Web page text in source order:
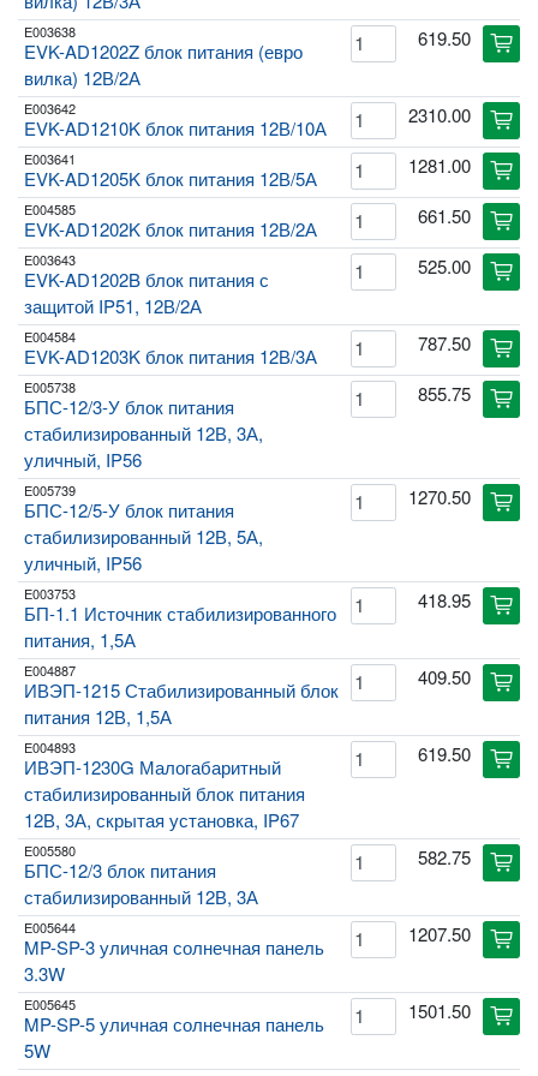
E003638
EVK-AD1202Z блок питания (евро
вилка) 12В/2А
619.50 cart
E003642
EVK-AD1210K блок питания 12В/10А
2310.00 cart
E003641
EVK-AD1205K блок питания 12В/5А
1281.00 cart
E004585
EVK-AD1202K блок питания 12В/2А
661.50 cart
E003643
EVK-AD1202B блок питания с
защитой IP51, 12В/2А
525.00 cart
E004584
EVK-AD1203K блок питания 12В/3А
787.50 cart
E005738
БПС-12/3-У блок питания
стабилизированный 12В, 3А,
уличный, IP56
855.75 cart
E005739
БПС-12/5-У блок питания
стабилизированный 12В, 5А,
уличный, IP56
1270.50 cart
E003753
БП-1.1 Источник стабилизированного
питания, 1,5А
418.95 cart
E004887
ИВЭП-1215 Стабилизированный блок
питания 12В, 1,5А
409.50 cart
E004893
ИВЭП-1230G Малогабаритный
стабилизированный блок питания
12В, 3А, скрытая установка, IP67
619.50 cart
E005580
БПС-12/3 блок питания
стабилизированный 12В, 3А
582.75 cart
E005644
MP-SP-3 уличная солнечная панель
3.3W
1207.50 cart
E005645
MP-SP-5 уличная солнечная панель
5W
1501.50 cart